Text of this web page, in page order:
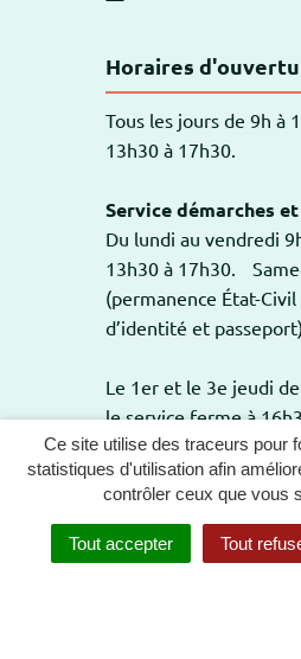
Ce site utilise des traceurs pour
statistiques d'utilisation afin
contrôler ceux que vous
Tout accepter Tout
Horaires
Tous les jours de 9h à
13h30 à 17h30.
Service démarches
Du lundi au vendredi
13h30 à 17h30.
(permanence État-Civil
d’identité et passeport).
Le 1er et le 3e jeudi
le service ferme à
GESTION DES
PLAN DU
MENTIONS